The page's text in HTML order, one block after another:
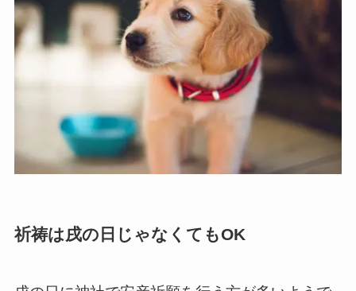
祈祷は戌の日じゃなくてもOK